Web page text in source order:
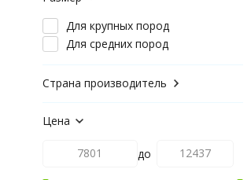
Для крупных пород
Для средних пород
Страна производитель
Цена
до